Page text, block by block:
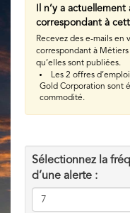
Il n’y a
correspondant à
Recevez des e-mails en
correspondant à
qu’elles sont publiées.
Les 2 offres
Gold Corporation sont
commodité.
Sélectionnez la
d’une alerte :